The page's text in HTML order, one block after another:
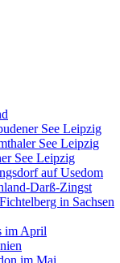
See Leipzig
See Leipzig
See Leipzig
auf Usedom
Darß-Zingst
in Sachsen
im April
im Mai